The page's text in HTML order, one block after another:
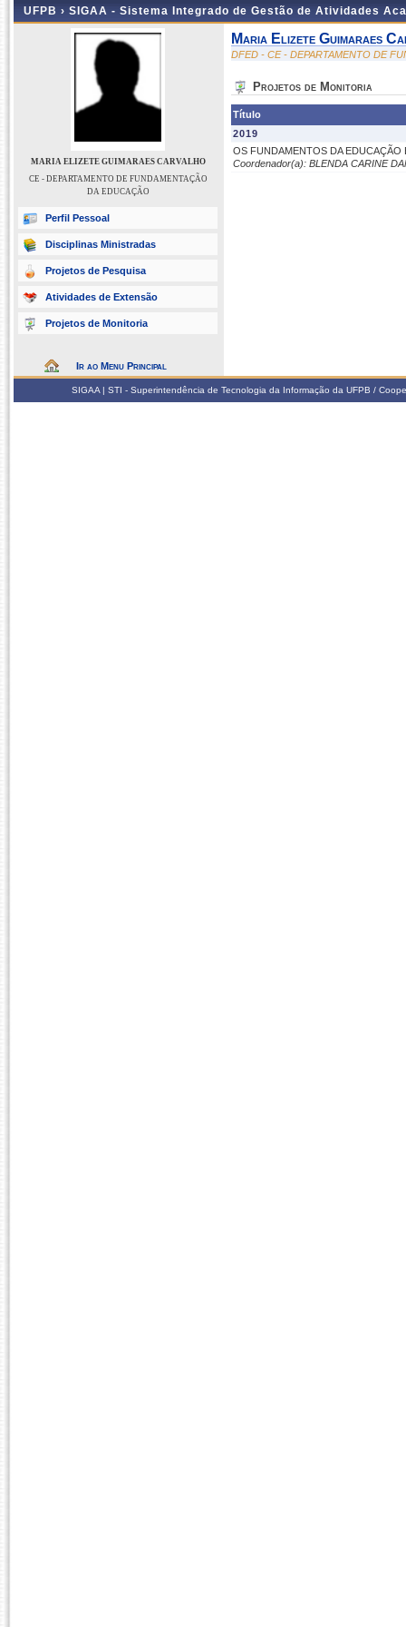
UFPB › SIGAA - Sistema Integrado de Gestão de Atividades
MARIA ELIZETE GUIMARAES CARVALHO
CE - DEPARTAMENTO DE FUNDAMENTAÇÃO
DA EDUCAÇÃO
Perfil Pessoal
Disciplinas Ministradas
Projetos de Pesquisa
Atividades de Extensão
Projetos de Monitoria
Ir ao Menu Principal
Maria Elizete Guimaraes
DFED - CE - DEPARTAMENTO DE
Projetos de Monitoria
Título
2019
OS FUNDAMENTOS DA EDUCAÇÃO
Coordenador(a): BLENDA CARINE
SIGAA | STI - Superintendência de Tecnologia da Informação da UFPB /